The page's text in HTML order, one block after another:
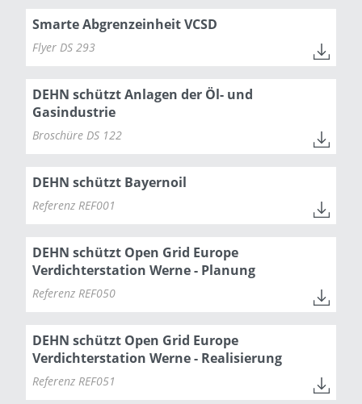
Smarte Abgrenzeinheit VCSD
Flyer DS 293
DEHN schützt Anlagen der Öl- und
Gasindustrie
Broschüre DS 122
DEHN schützt Bayernoil
Referenz REF001
DEHN schützt Open Grid Europe
Verdichterstation Werne - Planung
Referenz REF050
DEHN schützt Open Grid Europe
Verdichterstation Werne - Realisierung
Referenz REF051